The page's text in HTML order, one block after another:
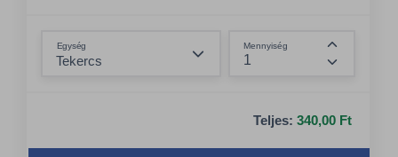
Egység Mennyiség
Összeg
Teljes: 340,00 Ft